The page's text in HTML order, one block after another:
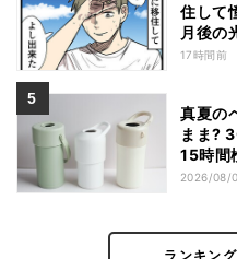
住して
月後の
17時間前
真夏の
まま?
15時間
2026/08/
ランキン